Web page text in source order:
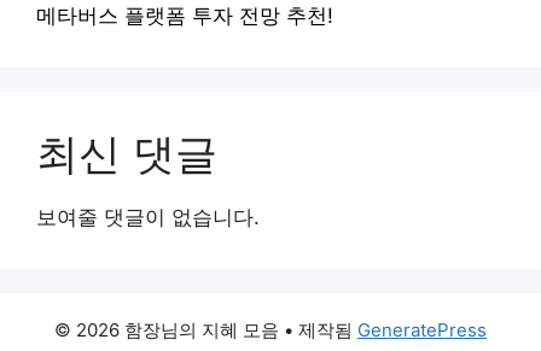
메타버스 플랫폼 투자 전망 추천!
최신 댓글
보여줄 댓글이 없습니다.
© 2026 함장님의 지혜 모음 • 제작됨 GeneratePress